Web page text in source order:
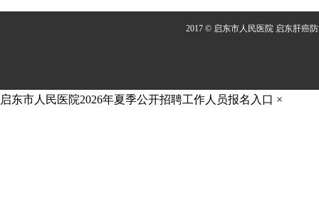
2017 © 启东市人民医院 启东肝癌
启东市人民医院2026年夏季公开招聘工作人员报名入口 ×